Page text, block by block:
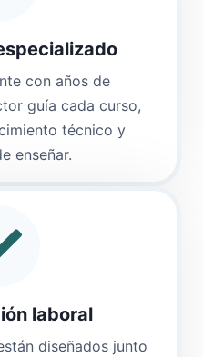
con años de
guía cada curso,
técnico y
enseñar.
laboral
diseñados junto